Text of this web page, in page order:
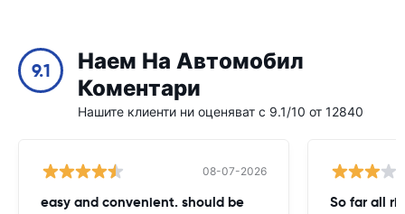
9.1
Наем На Автомобил
Коментари
Нашите клиенти ни оценяват с 9.1/10 от 12840
08-07-2026
easy and convenient. should be So far all